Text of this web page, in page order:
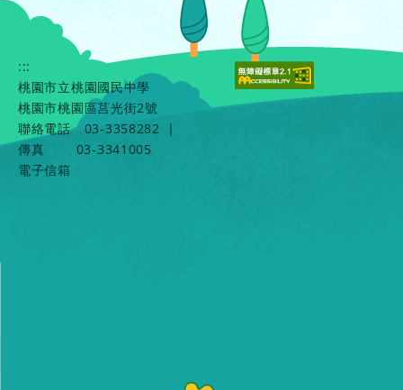
:::
桃園市立桃園國民中學
桃園市桃園區莒光街2號
聯絡電話
03-3358282
|
傳真
03-3341005
電子信箱